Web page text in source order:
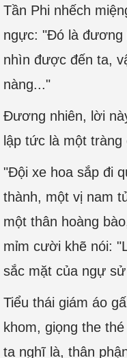
Tần Phi nhếch
ngực: "Đó là đương
nhìn được đến ta,
nàng..."
Đương nhiên, lời
lập tức là một
"Đội xe hoa sắp đi
thành, một vị nam
một thân hoàng
mỉm cười khẽ nói:
sắc mặt của ngự
Tiểu thái giám áo
khom, giọng the
ta nghĩ là, thân